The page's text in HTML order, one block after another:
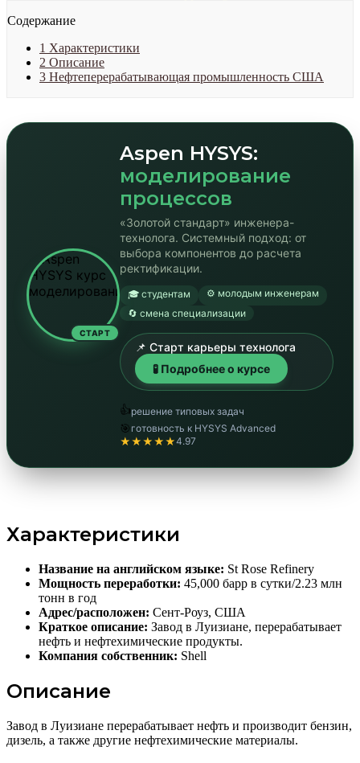
Содержание
1 Характеристики
2 Описание
3 Нефтеперерабатывающая промышленность США
СТАРТ
Aspen HYSYS:
моделирование
процессов
«Золотой стандарт» инженера-
технолога. Системный подход: от
выбора компонентов до расчета
ректификации.
🎓 студентам
⚙️ молодым инженерам
🔄 смена специализации
📌 Старт карьеры технолога
🧪 Подробнее о курсе
👍решение типовых задач
🎯 готовность к HYSYS Advanced
★★★★★4.97
Характеристики
Название на английском языке: St Rose Refinery
Мощность переработки: 45,000 барр в сутки/2.23 млн
тонн в год
Адрес/расположен: Сент-Роуз, США
Краткое описание: Завод в Луизиане, перерабатывает
нефть и нефтехимические продукты.
Компания собственник: Shell
Описание
Завод в Луизиане перерабатывает нефть и производит бензин,
дизель, а также другие нефтехимические материалы.